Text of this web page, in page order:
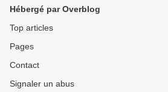
Hébergé par Overblog
Top articles
Pages
Contact
Signaler un abus